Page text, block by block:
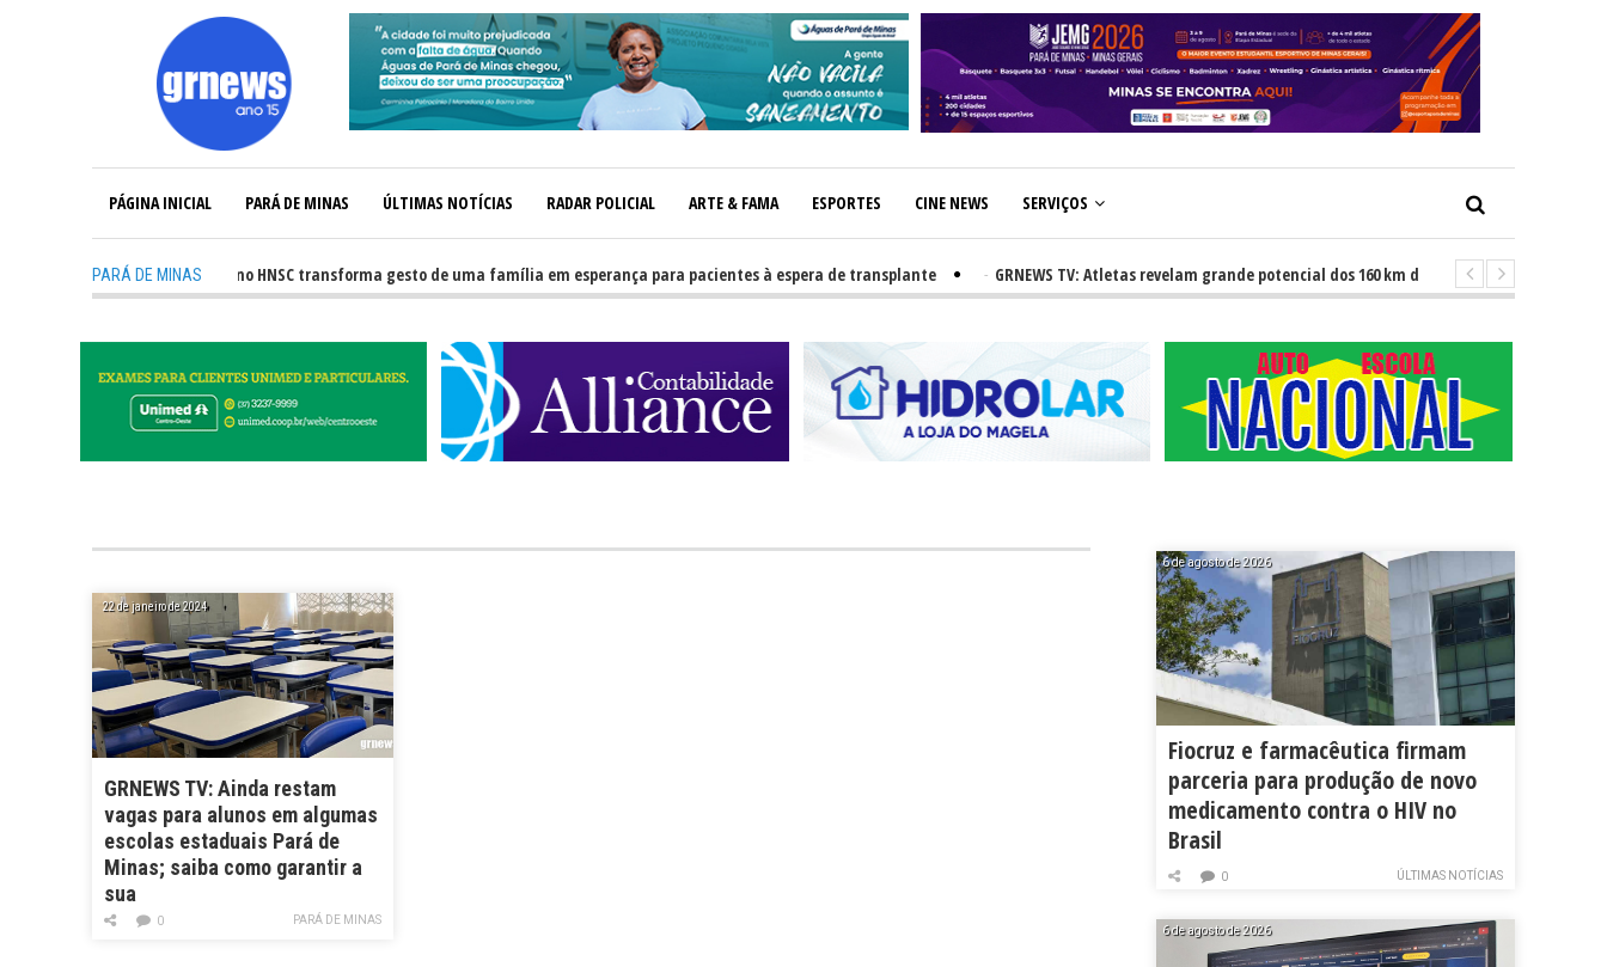
PÁGINA INICIAL PARÁ DE MINAS ÚLTIMAS NOTÍCIAS RADAR POLICIAL ARTE & FAMA ESPORTES CINE NEWS SERVIÇOS
PARÁ DE MINAS
Captação de órgãos no HNSC transforma gesto de uma família em esperança para pacientes à espera de transplante GRNEWS TV: Atletas revelam grande potencial dos 160 km dos Caminhos do Padre
22 de janeiro de 2024
GRNEWS TV: Ainda restam
vagas para alunos em algumas
escolas estaduais Pará de
Minas; saiba como garantir a
sua
PARÁ DE MINAS
0
6 de agosto de 2026
Fiocruz e farmacêutica firmam
parceria para produção de novo
medicamento contra o HIV no
Brasil
ÚLTIMAS NOTÍCIAS
0
6 de agosto de 2026